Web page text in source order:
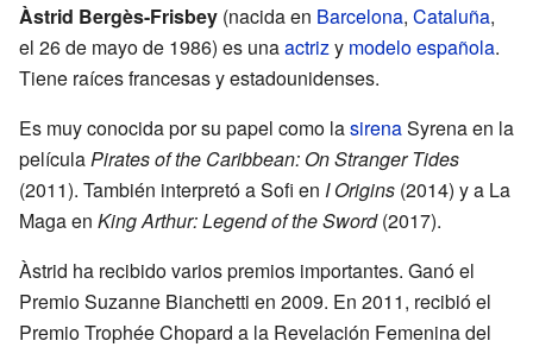
Àstrid Bergès-Frisbey (nacida en Barcelona, Cataluña,
el 26 de mayo de 1986) es unaactrizy modeloespañola.
Tiene raíces francesas y estadounidenses.
Es muy conocida por su papel como lasirenaSyrena en la
películaPirates of the Caribbean: On Stranger Tides
(2011). También interpretó a Sofi en I Origins (2014) y a La
Maga en King Arthur: Legend of the Sword(2017).
Àstrid ha recibido varios premios importantes. Ganó el
Premio Suzanne Bianchetti en 2009. En 2011, recibió el
Premio Trophée Chopard a la Revelación Femenina del